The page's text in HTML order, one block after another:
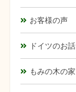
お客様の声
ドイツのお話
もみの木の家